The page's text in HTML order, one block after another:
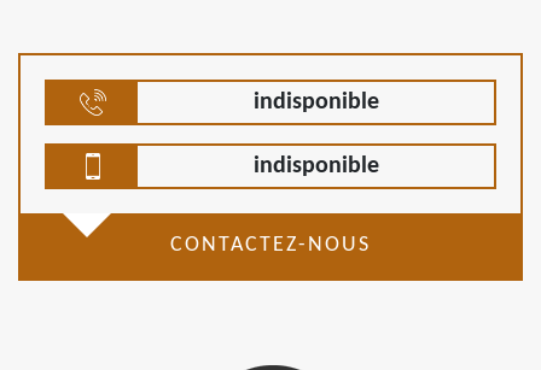
indisponible
indisponible
CONTACTEZ-NOUS